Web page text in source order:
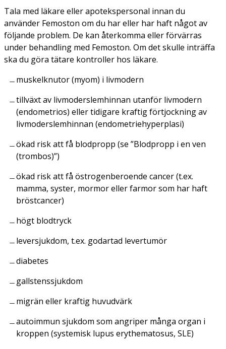
Tala med läkare eller apotekspersonal innan du
använder Femoston om du har eller har haft något av
följande problem. De kan återkomma eller förvärras
under behandling med Femoston. Om det skulle inträffa
ska du göra tätare kontroller hos läkare.
muskelknutor (myom) i livmodern
tillväxt av livmoderslemhinnan utanför livmodern
(endometrios) eller tidigare kraftig förtjockning av
livmoderslemhinnan (endometriehyperplasi)
ökad risk att få blodpropp (se ”Blodpropp i en ven
(trombos)”)
ökad risk att få östrogenberoende cancer (t.ex.
mamma, syster, mormor eller farmor som har haft
bröstcancer)
högt blodtryck
leversjukdom, t.ex. godartad levertumör
diabetes
gallstenssjukdom
migrän eller kraftig huvudvärk
autoimmun sjukdom som angriper många organ i
kroppen (systemisk lupus erythematosus, SLE)